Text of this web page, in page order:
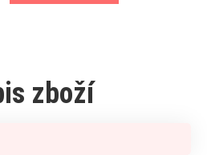
zboží